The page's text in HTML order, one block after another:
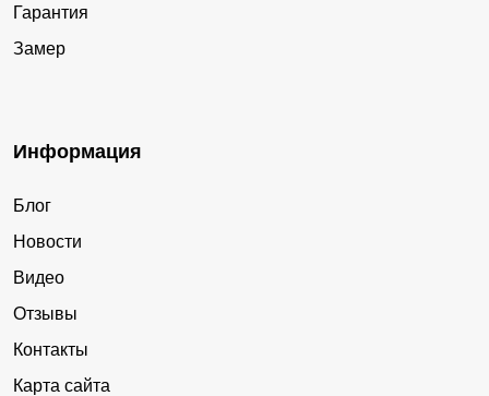
Гарантия
Замер
Информация
Блог
Новости
Видео
Отзывы
Контакты
Карта сайта